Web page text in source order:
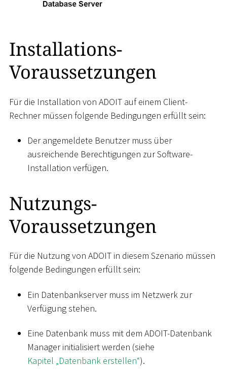
Installations-
Voraussetzungen
Für die Installation von ADOIT auf einem Client-
Rechner müssen folgende Bedingungen erfüllt sein:
Der angemeldete Benutzer muss über
ausreichende Berechtigungen zur Software-
Installation verfügen.
Nutzungs-
Voraussetzungen
Für die Nutzung von ADOIT in diesem Szenario müssen
folgende Bedingungen erfüllt sein:
Ein Datenbankserver muss im Netzwerk zur
Verfügung stehen.
Eine Datenbank muss mit dem ADOIT-Datenbank
Manager initialisiert werden (siehe
Kapitel „Datenbank erstellen“).